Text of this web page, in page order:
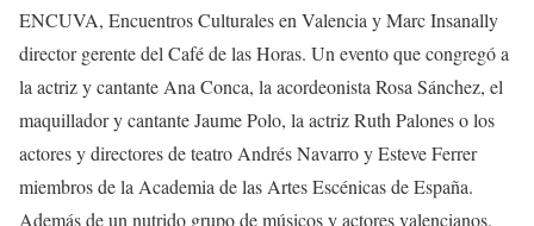
ENCUVA, Encuentros Culturales en Valencia y Marc Insanally
director gerente del Café de las Horas. Un evento que congregó a
la actriz y cantante Ana Conca, la acordeonista Rosa Sánchez, el
maquillador y cantante Jaume Polo, la actriz Ruth Palones o los
actores y directores de teatro Andrés Navarro y Esteve Ferrer
miembros de la Academia de las Artes Escénicas de España.
Además de un nutrido grupo de músicos y actores valencianos.